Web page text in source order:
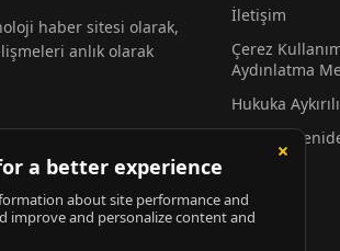
haber sitesi olarak,
anlık olarak
İletişim
Çerez
Aydınlatma
Hukuka
Alıntı ve
Hakkında
Künye